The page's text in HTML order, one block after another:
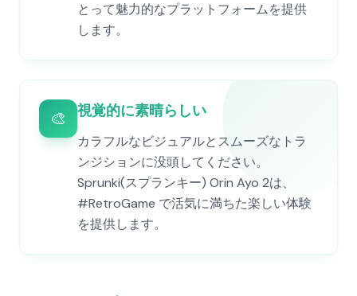
とって魅力的なプラットフォームを提供
します。
🎨 視覚的に素晴らしい
カラフルなビジュアルとスムーズなトラ
ンジションに没頭してください。
Sprunki(スプランキー) Orin Ayo 2は、
#RetroGame で活気に満ちた楽しい体験
を提供します。